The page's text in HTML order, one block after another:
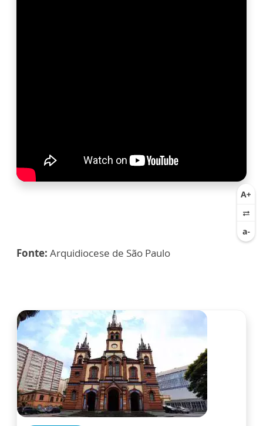
Fonte: Arquidiocese de São Paulo